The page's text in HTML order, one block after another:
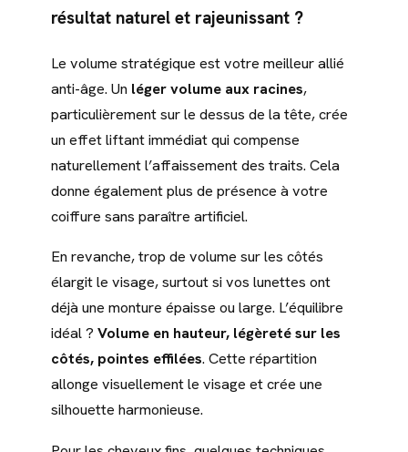
résultat naturel et rajeunissant ?
Le volume stratégique est votre meilleur allié
anti-âge. Un léger volume aux racines,
particulièrement sur le dessus de la tête, crée
un effet liftant immédiat qui compense
naturellement l’affaissement des traits. Cela
donne également plus de présence à votre
coiffure sans paraître artificiel.
En revanche, trop de volume sur les côtés
élargit le visage, surtout si vos lunettes ont
déjà une monture épaisse ou large. L’équilibre
idéal ? Volume en hauteur, légèreté sur les
côtés, pointes effilées. Cette répartition
allonge visuellement le visage et crée une
silhouette harmonieuse.